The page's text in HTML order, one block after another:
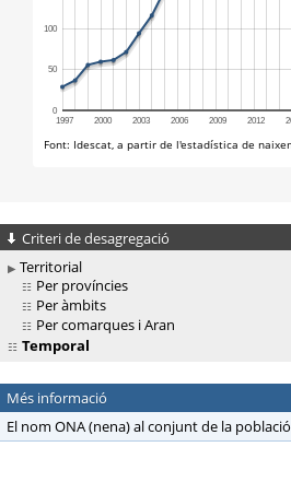
Criteri de desagregació
Territorial
Per províncies
Per àmbits
Per comarques i Aran
Temporal
Més informació
El nom ONA (nena) al conjunt de la població